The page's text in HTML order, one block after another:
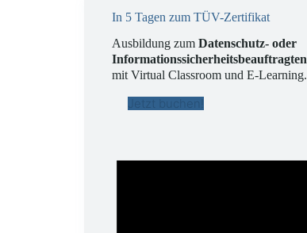
In 5 Tagen zum TÜV-Zertifikat
Ausbildung zumDatenschutz- oder
Informationssicherheitsbeauftragten
mit Virtual Classroom und E-Learning.
Jetzt buchen!